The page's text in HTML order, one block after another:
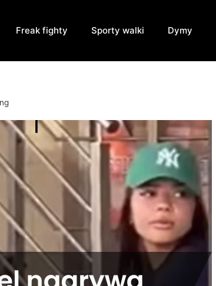
Freak fighty Sporty walki Dymy